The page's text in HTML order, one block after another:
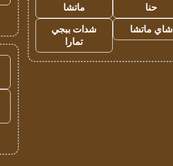
حنا
ماتشا
شاي ماتشا
شدات ببجي
تمارا